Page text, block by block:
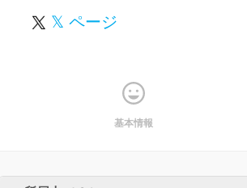
𝕏 ページ
基本情報